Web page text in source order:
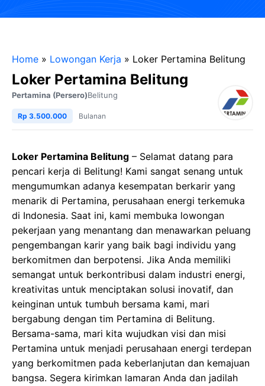
Home » Lowongan Kerja » Loker Pertamina Belitung
Loker Pertamina Belitung
Pertamina (Persero)Belitung
Rp 3.500.000 Bulanan
Loker Pertamina Belitung – Selamat datang para
pencari kerja di Belitung! Kami sangat senang untuk
mengumumkan adanya kesempatan berkarir yang
menarik di Pertamina, perusahaan energi terkemuka
di Indonesia. Saat ini, kami membuka lowongan
pekerjaan yang menantang dan menawarkan peluang
pengembangan karir yang baik bagi individu yang
berkomitmen dan berpotensi. Jika Anda memiliki
semangat untuk berkontribusi dalam industri energi,
kreativitas untuk menciptakan solusi inovatif, dan
keinginan untuk tumbuh bersama kami, mari
bergabung dengan tim Pertamina di Belitung.
Bersama-sama, mari kita wujudkan visi dan misi
Pertamina untuk menjadi perusahaan energi terdepan
yang berkomitmen pada keberlanjutan dan kemajuan
bangsa. Segera kirimkan lamaran Anda dan jadilah